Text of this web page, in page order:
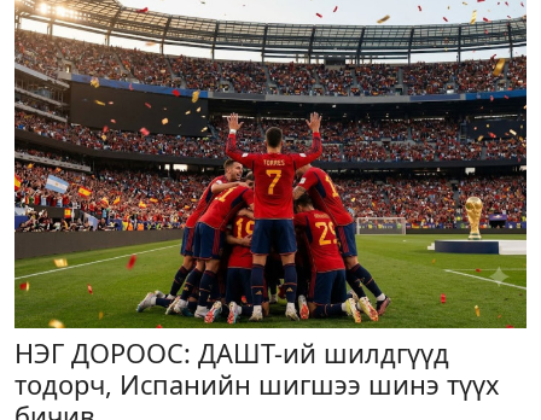
НЭГ ДОРООС: ДАШТ-ий шилдгүүд
тодорч, Испанийн шигшээ шинэ түүх